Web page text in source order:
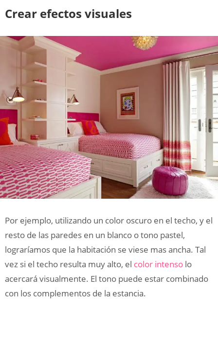
Crear efectos visuales
Por ejemplo, utilizando un color oscuro en el techo, y el
resto de las paredes en un blanco o tono pastel,
lograríamos que la habitación se viese mas ancha. Tal
vez si el techo resulta muy alto, el color intenso lo
acercará visualmente. El tono puede estar combinado
con los complementos de la estancia.